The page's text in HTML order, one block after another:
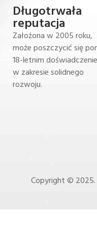
Długotrwała
reputacja
Założona w 2005 roku,
może poszczycić się
18-letnim
w zakresie solidnego
rozwoju.
Copyright © 2025.